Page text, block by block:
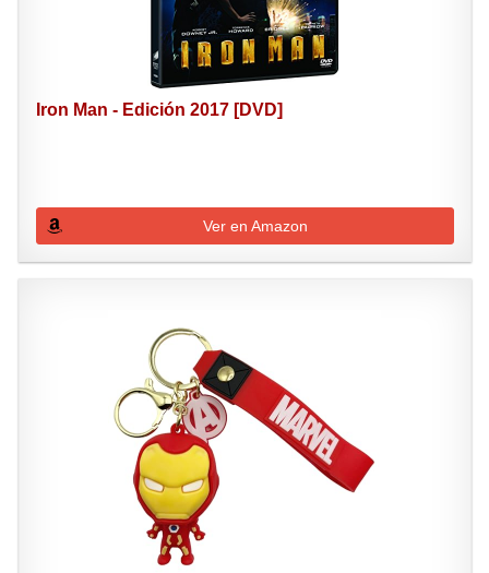
Iron Man - Edición 2017 [DVD]
Ver en Amazon